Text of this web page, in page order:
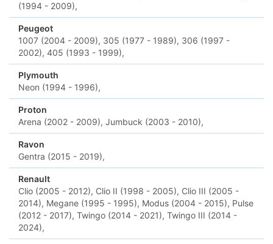
(1994 - 2009),
Peugeot
1007 (2004 - 2009), 305 (1977 - 1989), 306 (1997 -
2002), 405 (1993 - 1999),
Plymouth
Neon (1994 - 1996),
Proton
Arena (2002 - 2009), Jumbuck (2003 - 2010),
Ravon
Gentra (2015 - 2019),
Renault
Clio (2005 - 2012), Clio II (1998 - 2005), Clio III (2005 -
2014), Megane (1995 - 1995), Modus (2004 - 2015), Pulse
(2012 - 2017), Twingo (2014 - 2021), Twingo III (2014 -
2024),